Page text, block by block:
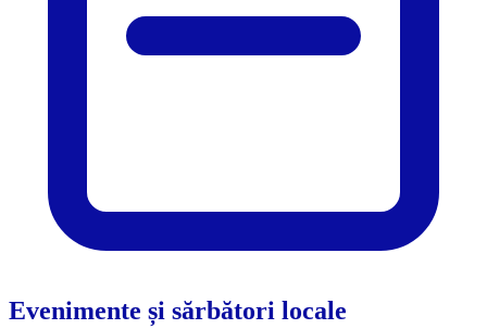
Evenimente și sărbători locale